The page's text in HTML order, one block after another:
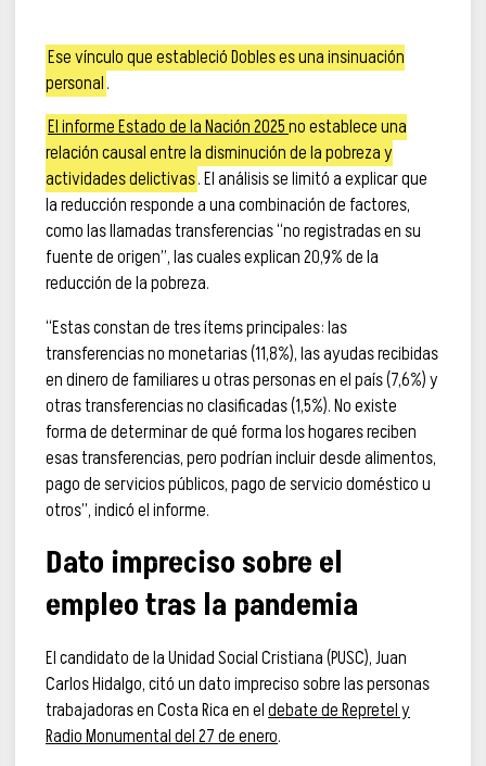
Ese vínculo que estableció Dobles es una insinuación
personal.
El informe Estado de la Nación 2025no establece una
relación causal entre la disminución de la pobreza y
actividades delictivas. El análisis se limitó a explicar que
la reducción responde a una combinación de factores,
como las llamadas transferencias “no registradas en su
fuente de origen”, las cuales explican 20,9% de la
reducción de la pobreza.
“Estas constan de tres ítems principales: las
transferencias no monetarias (11,8%), las ayudas recibidas
en dinero de familiares u otras personas en el país (7,6%) y
otras transferencias no clasificadas (1,5%). No existe
forma de determinar de qué forma los hogares reciben
esas transferencias, pero podrían incluir desde alimentos,
pago de servicios públicos, pago de servicio doméstico u
otros”, indicó el informe.
Dato impreciso sobre el
empleo tras la pandemia
El candidato de la Unidad Social Cristiana (PUSC), Juan
Carlos Hidalgo, citó un dato impreciso sobre las personas
trabajadoras en Costa Rica en eldebate de Repretel y
Radio Monumental del 27 de enero.